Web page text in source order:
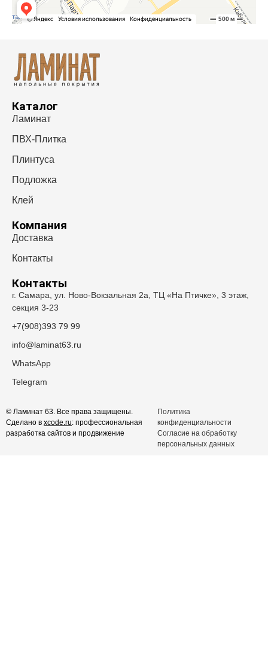
Каталог
Ламинат
ПВХ-Плитка
Плинтуса
Подложка
Клей
Компания
Доставка
Контакты
Контакты
г. Самара, ул. Ново-Вокзальная 2а, ТЦ «На Птичке», 3 этаж,
секция 3-23
+7(908)393 79 99
info@laminat63.ru
WhatsApp
Telegram
© Ламинат 63. Все права защищены.
Сделано в xcode.ru: профессиональная
разработка сайтов и продвижение
Политика
конфиденциальности
Согласие на обработку
персональных данных